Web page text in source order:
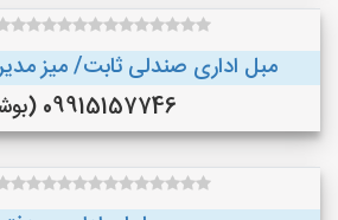
مبل اداری صندلی ثابت/ میز
09915157746 (بوشهر)